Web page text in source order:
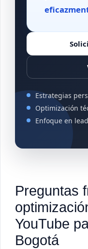
Estrategias
Optimización
Enfoque en
Preguntas
YouTube
Bogotá